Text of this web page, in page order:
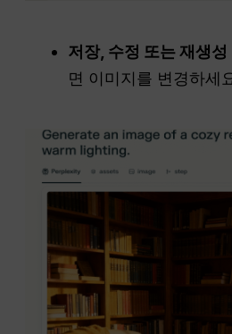
저장, 수정 또는 재생성
면 이미지를 변경하세